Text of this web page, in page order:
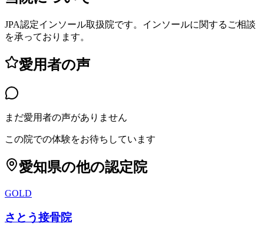
JPA認定インソール取扱院です。インソールに関するご相談
を承っております。
愛用者の声
まだ愛用者の声がありません
この院での体験をお待ちしています
愛知県の他の認定院
GOLD
さとう接骨院